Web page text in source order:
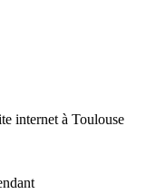
internet à Toulouse